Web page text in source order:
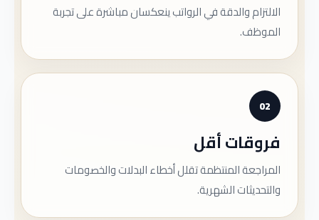
الالتزام والدقة في الرواتب ينعكسان مباشرة على تجربة
الموظف.
02
فروقات أقل
المراجعة المنتظمة تقلل أخطاء البدلات والخصومات
والتحديثات الشهرية.